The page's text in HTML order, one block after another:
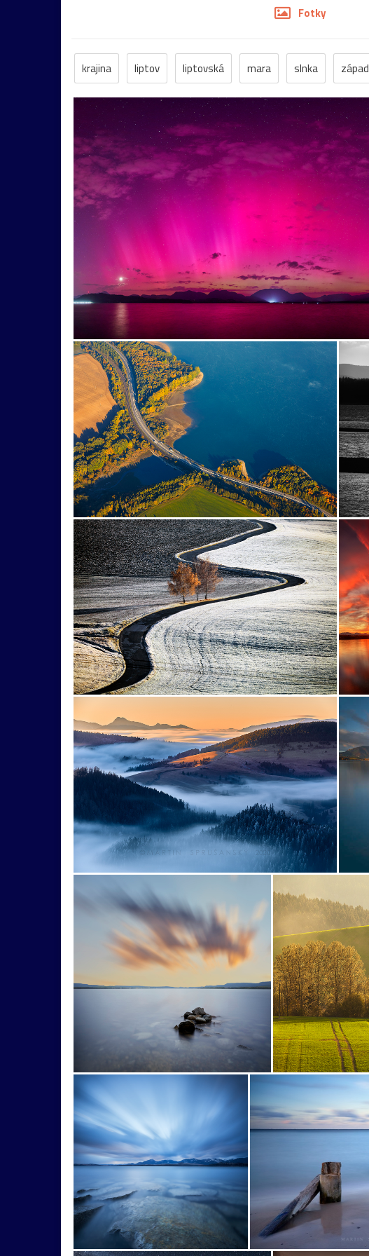
Fotky
krajina liptov liptovská mara slnka západ
polia jar sneh architektúra hory paríž